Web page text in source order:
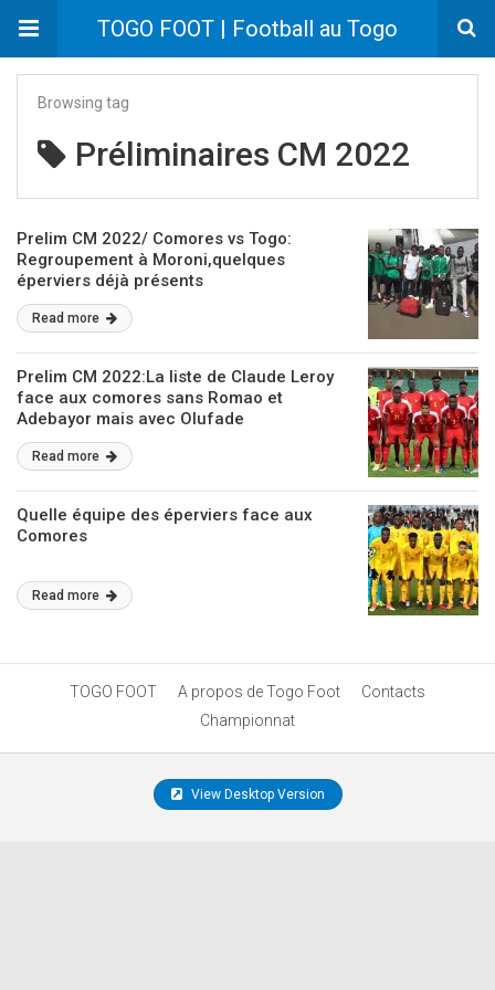
TOGO FOOT | Football au Togo
Browsing tag
Préliminaires CM 2022
Prelim CM 2022/ Comores vs Togo:
Regroupement à Moroni,quelques
éperviers déjà présents
Read more
Prelim CM 2022:La liste de Claude Leroy
face aux comores sans Romao et
Adebayor mais avec Olufade
Read more
Quelle équipe des éperviers face aux
Comores
Read more
TOGO FOOT A propos de Togo Foot
Contacts
Championnat
View Desktop Version